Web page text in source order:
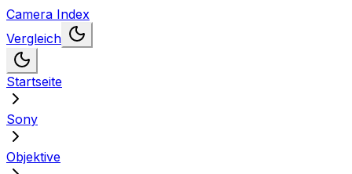
Camera Index
Vergleich
Startseite
Sony
Objektive